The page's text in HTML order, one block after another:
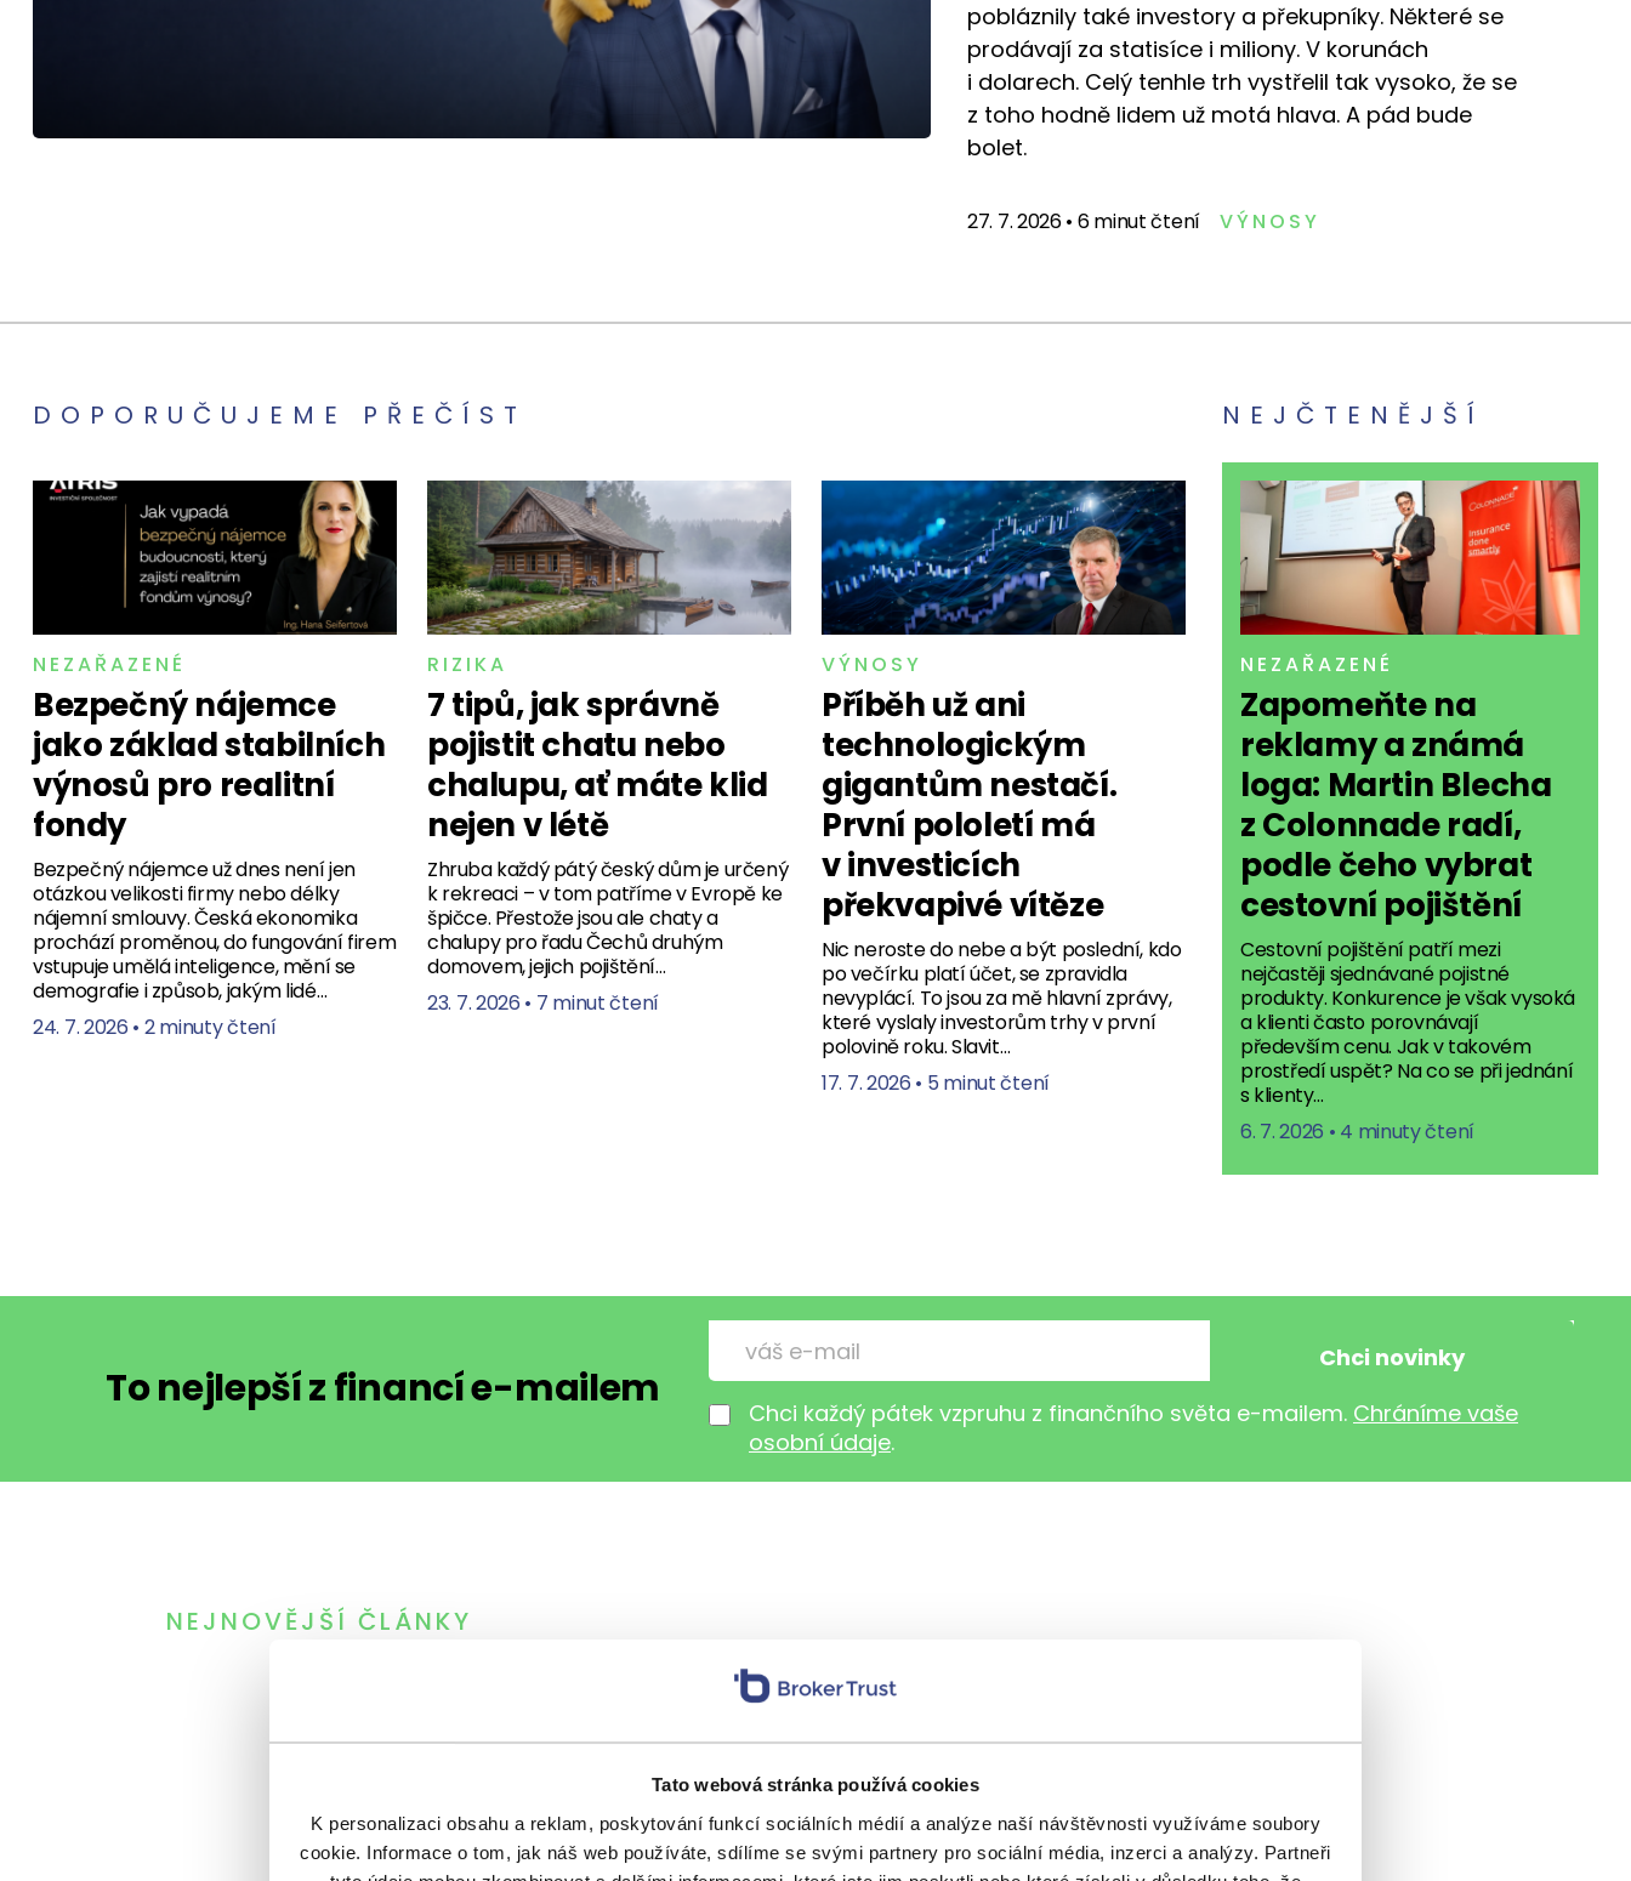
Tato webová stránka používá cookies
K personalizaci obsahu a reklam, poskytování funkcí sociálních médií a analýze naší návštěvnosti využíváme soubory
cookie. Informace o tom, jak náš web používáte, sdílíme se svými partnery pro sociální média, inzerci a analýzy. Partneři
pobláznily také investory a překupníky. Některé se
prodávají za statisíce i miliony. V korunách
i dolarech. Celý tenhle trh vystřelil tak vysoko, že se
z toho hodně lidem už motá hlava. A pád bude
bolet.
27. 7. 2026• 6 minut čtení VÝNOSY
DOPORUČUJEME PŘEČÍST
NEZAŘAZENÉ
Bezpečný nájemce
jako základ stabilních
výnosů pro realitní
fondy
Bezpečný nájemce už dnes není jen
otázkou velikosti firmy nebo délky
nájemní smlouvy. Česká ekonomika
prochází proměnou, do fungování firem
vstupuje umělá inteligence, mění se
demografie i způsob, jakým lidé…
24. 7. 2026 • 2 minuty čtení
RIZIKA
7 tipů, jak správně
pojistit chatu nebo
chalupu, ať máte klid
nejen v létě
Zhruba každý pátý český dům je určený
k rekreaci – v tom patříme v Evropě ke
špičce. Přestože jsou ale chaty a
chalupy pro řadu Čechů druhým
domovem, jejich pojištění…
23. 7. 2026 • 7 minut čtení
VÝNOSY
Příběh už ani
technologickým
gigantům nestačí.
První pololetí má
v investicích
překvapivé vítěze
Nic neroste do nebe a být poslední, kdo
po večírku platí účet, se zpravidla
nevyplácí. To jsou za mě hlavní zprávy,
které vyslaly investorům trhy v první
polovině roku. Slavit…
17. 7. 2026 • 5 minut čtení
NEJČTENĚJŠÍ
NEZAŘAZENÉ
Zapomeňte na
reklamy a známá
loga: Martin Blecha
z Colonnade radí,
podle čeho vybrat
cestovní pojištění
Cestovní pojištění patří mezi
nejčastěji sjednávané pojistné
produkty. Konkurence je však vysoká
a klienti často porovnávají
především cenu. Jak v takovém
prostředí uspět? Na co se při jednání
s klienty…
6. 7. 2026 • 4 minuty čtení
To nejlepší z financí e-mailem Chci každý pátek vzpruhu z finančního světa e-mailem. Chráníme vaše
osobní údaje.
NEJNOVĚJŠÍ ČLÁNKY
Hrozí nám velká krize?
„Zachraň se, kdo můžeš! Armageddon je tady!!!“
Přibližně takto zní zpráva těch, kteří fanaticky věří